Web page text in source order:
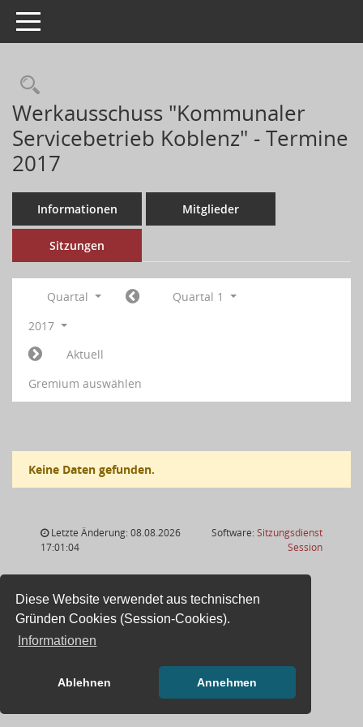
Diese Website verwendet aus technischen
Gründen Cookies (Session-Cookies).
Informationen
Ablehnen Annehmen
Toggle navigation
Werkausschuss "Kommunaler
Servicebetrieb Koblenz" - Termine
2017
Informationen Mitglieder
Sitzungen
Quartal
Quartal 1
2017
Aktuell
Gremium auswählen
Keine Daten gefunden.
Letzte Änderung: 08.08.2026
17:01:04
Software:Sitzungsdienst
Session(Wird in